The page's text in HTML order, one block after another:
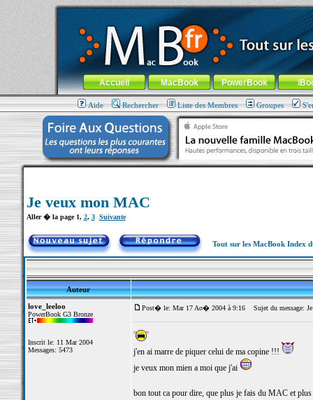
MacBook-fr.com : 100% Apple... 100% nomade !
Aller au contenu-Aller au menu général-Aller au menu de
Menu général
Accueil MacBook PowerBook
Aide Rechercher Liste des Membres Groupes
Je veux mon MAC
Aller � la page 1, 2, 3 Suivante
Tout sur les MacBook Index
Auteur
love_leeloo
PowerBook G3 Bronze
Inscrit le: 11 Mar 2004
Messages: 5473
Post� le: Mar 17 Ao� 2004 à 9:16 Sujet du message:
j'en ai marre de piquer celui de ma copine !!!
je veux mon mien a moi que j'ai
bon tout ca pour dire, que plus je fais du MAC et